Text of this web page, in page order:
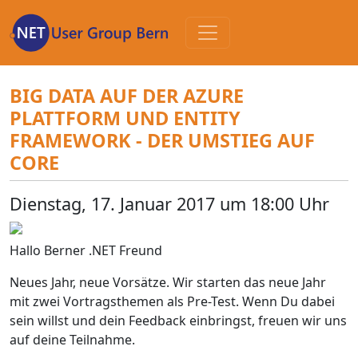
Inhalt
BIG DATA AUF DER AZURE
PLATTFORM UND ENTITY
FRAMEWORK - DER UMSTIEG AUF
CORE
Dienstag, 17. Januar 2017 um 18:00 Uhr
Hallo Berner .NET Freund
Neues Jahr, neue Vorsätze. Wir starten das neue Jahr
mit zwei Vortragsthemen als Pre-Test. Wenn Du dabei
sein willst und dein Feedback einbringst, freuen wir uns
auf deine Teilnahme.